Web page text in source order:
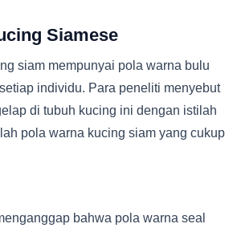
Siamese
siam mempunyai pola warna bulu
individu. Para peneliti menyebut
di tubuh kucing ini dengan istilah
pola warna kucing siam yang cukup
bahwa pola warna seal